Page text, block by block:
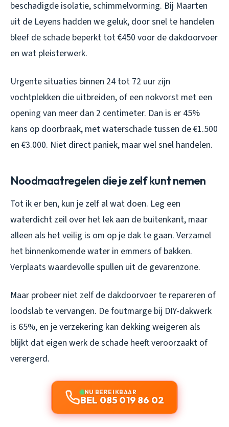
beschadigde isolatie, schimmelvorming. Bij Maarten
uit de Leyens hadden we geluk, door snel te handelen
bleef de schade beperkt tot €450 voor de dakdoorvoer
en wat pleisterwerk.
Urgente situaties binnen 24 tot 72 uur zijn
vochtplekken die uitbreiden, of een nokvorst met een
opening van meer dan 2 centimeter. Dan is er 45%
kans op doorbraak, met waterschade tussen de €1.500
en €3.000. Niet direct paniek, maar wel snel handelen.
Noodmaatregelen die je zelf kunt nemen
Tot ik er ben, kun je zelf al wat doen. Leg een
waterdicht zeil over het lek aan de buitenkant, maar
alleen als het veilig is om op je dak te gaan. Verzamel
het binnenkomende water in emmers of bakken.
Verplaats waardevolle spullen uit de gevarenzone.
Maar probeer niet zelf de dakdoorvoer te repareren of
loodslab te vervangen. De foutmarge bij DIY-dakwerk
is 65%, en je verzekering kan dekking weigeren als
blijkt dat eigen werk de schade heeft veroorzaakt of
verergerd.
NU BEREIKBAAR
BEL 085 019 86 02